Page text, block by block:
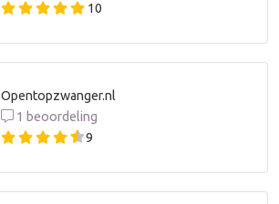
10
Opentopzwanger.nl
1 beoordeling
9